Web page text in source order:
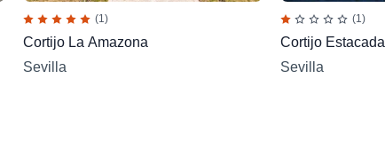
(1)
Cortijo La Amazona
Sevilla
(1)
Cortijo Estacada
Sevilla